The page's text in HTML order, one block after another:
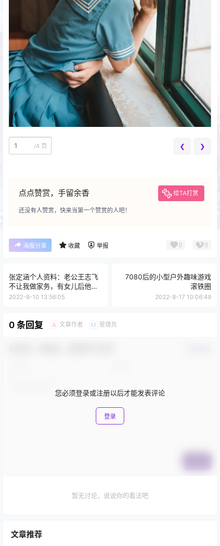
/4 页 ❮ ❯
点点赞赏，手留余香 给TA打赏
还没有人赞赏，快来当第一个赞赏的人吧！
海报分享 收藏 举报 0 0
张定涵个人资料：老公王志飞
不让我做家务，有女儿后他带
得多，是模范爸爸
2022-8-10 13:56:05
7080后的小型户外趣味游戏
滚铁圈
2022-8-17 10:06:49
0 条回复 A 文章作者 M 管理员
您必须登录或注册以后才能发表评论
登录
暂无讨论，说说你的看法吧
文章推荐